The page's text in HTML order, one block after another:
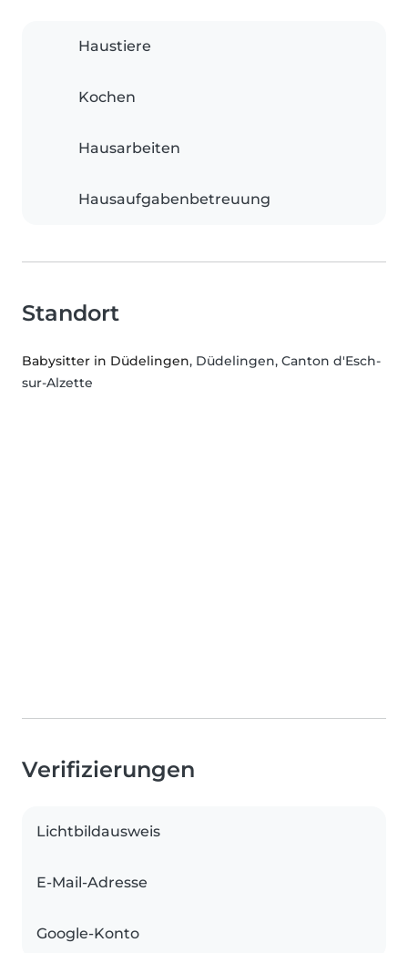
Haustiere
Kochen
Hausarbeiten
Hausaufgabenbetreuung
Standort
Babysitter in Düdelingen, Düdelingen, Canton d'Esch-
sur-Alzette
Verifizierungen
Lichtbildausweis
E-Mail-Adresse
Google-Konto